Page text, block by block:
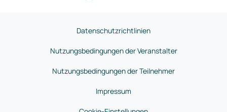
Datenschutzrichtlinien
Nutzungsbedingungen der Veranstalter
Nutzungsbedingungen der Teilnehmer
Impressum